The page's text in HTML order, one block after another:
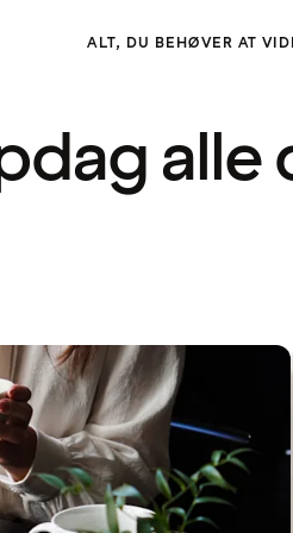
ALT, DU BEHØVER AT
alle